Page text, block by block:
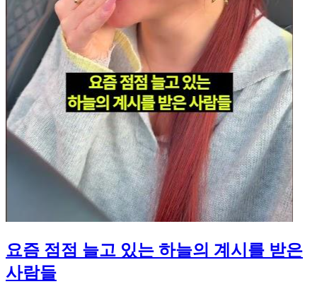
요즘 점점 늘고 있는 하늘의 계시를 받은
사람들